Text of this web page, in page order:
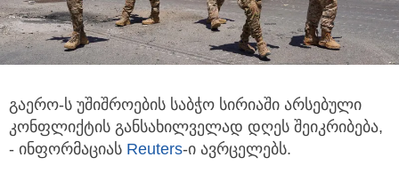
გაერო-ს უშიშროების საბჭო სირიაში არსებული
კონფლიქტის განსახილველად დღეს შეიკრიბება,
- ინფორმაციას Reuters-ი ავრცელებს.